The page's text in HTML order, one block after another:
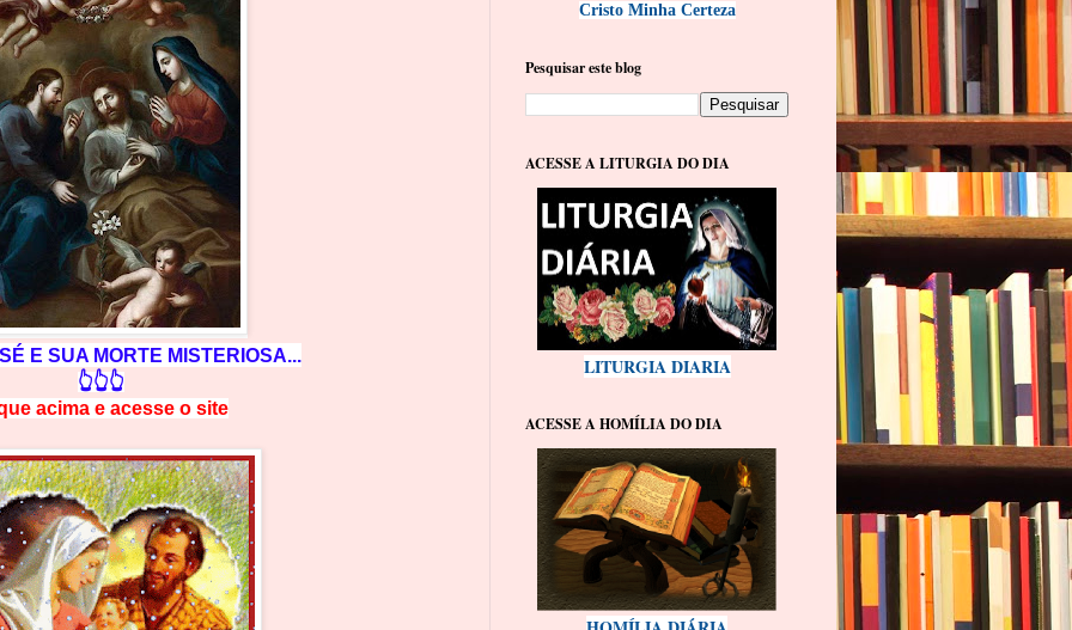
E SUA MORTE MISTERIOSA...
👆👆👆
acima e acesse o site
Cristo Minha Certeza
Pesquisar este blog
ACESSE A LITURGIA DO DIA
LITURGIA DIARIA
ACESSE A HOMÍLIA DO DIA